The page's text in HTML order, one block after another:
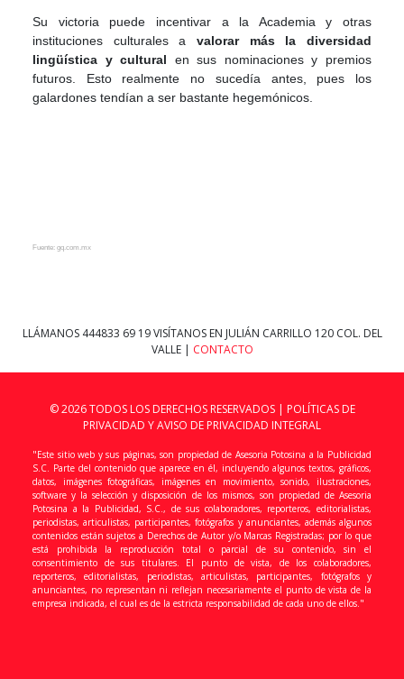
Su victoria puede incentivar a la Academia y otras
instituciones culturales a valorar más la diversidad
lingüística y cultural en sus nominaciones y premios
futuros. Esto realmente no sucedía antes, pues los
galardones tendían a ser bastante hegemónicos.
Fuente: gq.com.mx
LLÁMANOS 444833 69 19VISÍTANOS EN JULIÁN CARRILLO 120 COL. DEL
VALLE | CONTACTO
© 2026 TODOS LOS DERECHOS RESERVADOS | POLÍTICAS DE
PRIVACIDAD Y AVISO DE PRIVACIDAD INTEGRAL
"Este sitio web y sus páginas, son propiedad de Asesoria Potosina a la Publicidad
S.C. Parte del contenido que aparece en él, incluyendo algunos textos, gráficos,
datos, imágenes fotográficas, imágenes en movimiento, sonido, ilustraciones,
software y la selección y disposición de los mismos, son propiedad de Asesoria
Potosina a la Publicidad, S.C., de sus colaboradores, reporteros, editorialistas,
periodistas, articulistas, participantes, fotógrafos y anunciantes, además algunos
contenidos están sujetos a Derechos de Autor y/o Marcas Registradas; por lo que
está prohibida la reproducción total o parcial de su contenido, sin el
consentimiento de sus titulares. El punto de vista, de los colaboradores,
reporteros, editorialistas, periodistas, articulistas, participantes, fotógrafos y
anunciantes, no representan ni reflejan necesariamente el punto de vista de la
empresa indicada, el cual es de la estricta responsabilidad de cada uno de ellos."